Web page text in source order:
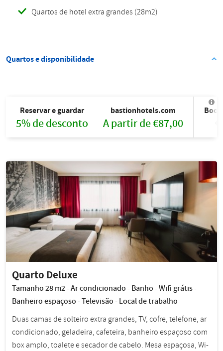
Quartos de hotel extra grandes (28m2)
Quartos e disponibilidade
Reservar e guardar
5% de desconto
bastionhotels.com
A partir de €87,00
Quarto Deluxe
Tamanho 28 m2 - Ar condicionado - Banho - Wifi grátis -
Banheiro espaçoso - Televisão - Local de trabalho
Duas camas de solteiro extra grandes, TV, cofre, telefone, ar
condicionado, geladeira, cafeteira, banheiro espaçoso com
box amplo, toalete e secador de cabelo. Mesa espaçosa, Wi-